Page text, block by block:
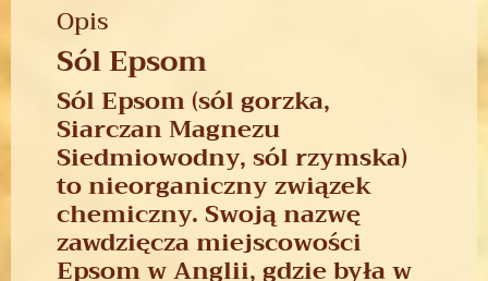
Opis
Sól Epsom
Sól Epsom (sól gorzka,
Siarczan Magnezu
Siedmiowodny, sól rzymska)
to nieorganiczny związek
chemiczny. Swoją nazwę
zawdzięcza miejscowości
Epsom w Anglii, gdzie była w